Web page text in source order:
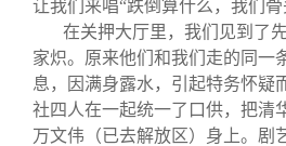
让我们来唱“跌倒算什么，我们
在关押大厅里，我们见到了
家炽。原来他们和我们走的同一
息，因满身露水，引起特务怀疑
社四人在一起统一了口供，把清
万文伟（已去解放区）身上。剧